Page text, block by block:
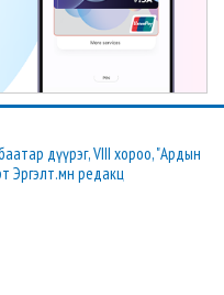
дүүрэг, VIII хороо, "Ардын
Эргэлт.мн редакц